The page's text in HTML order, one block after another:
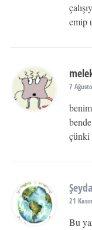
emip
7
Şeyda
21
Bu